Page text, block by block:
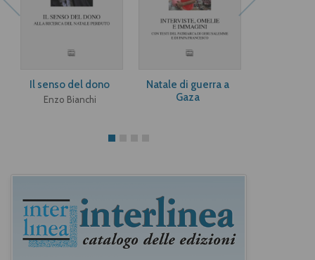
Il senso del dono
Enzo Bianchi
Natale di guerra a
Gaza